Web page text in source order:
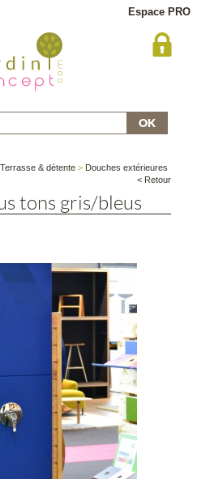
Espace PRO
Terrasse & détente > Douches extérieures
< Retour
tons gris/bleus